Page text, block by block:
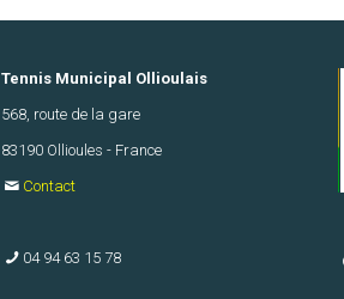
Tennis Municipal Ollioulais
568, route de la gare
83190 Ollioules - France
Contact
04 94 63 15 78